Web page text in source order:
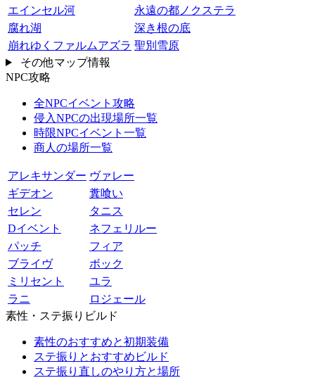
エインセル河
永遠の都ノクステラ
腐れ湖
深き根の底
崩れゆくファルムアズラ 聖別雪原
その他マップ情報
NPC攻略
全NPCイベント攻略
侵入NPCの出現場所一覧
時限NPCイベント一覧
商人の場所一覧
アレキサンダー ヴァレー
ギデオン
糞喰い
セレン
タニス
Dイベント
ネフェリルー
パッチ
フィア
ブライヴ
ボック
ミリセント
ユラ
ラニ
ロジェール
素性・ステ振りビルド
素性のおすすめと初期装備
ステ振りとおすすめビルド
ステ振り直しのやり方と場所